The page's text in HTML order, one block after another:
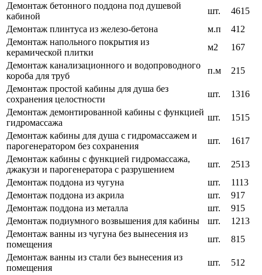
Демонтаж бетонного поддона под душевой
кабиной
шт.
4615
Демонтаж плинтуса из железо-бетона
м.п
412
Демонтаж напольного покрытия из
керамической плитки
м2
167
Демонтаж канализационного и водопроводного
короба для труб
п.м
215
Демонтаж простой кабины для душа без
сохранения целостности
шт.
1316
Демонтаж демонтированной кабины с функцией
гидромассажа
шт.
1515
Демонтаж кабины для душа с гидромассажем и
парогенератором без сохранения
шт.
1617
Демонтаж кабины с функцией гидромассажа,
джакузи и парогенератора с разрушением
шт.
2513
Демонтаж поддона из чугуна
шт.
1113
Демонтаж поддона из акрила
шт.
917
Демонтаж поддона из металла
шт.
915
Демонтаж подиумного возвышения для кабины
шт.
1213
Демонтаж ванны из чугуна без вынесения из
помещения
шт.
815
Демонтаж ванны из стали без вынесения из
помещения
шт.
512